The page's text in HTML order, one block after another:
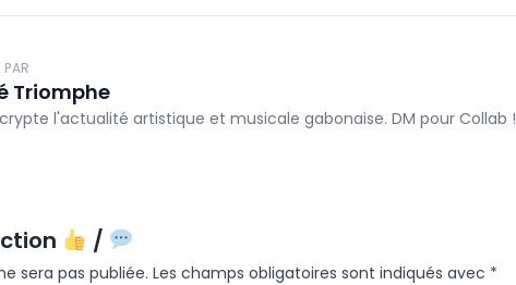
PAR
Triomphe
l'actualité artistique et musicale gabonaise. DM pour Collab !
/
sera pas publiée. Les champs obligatoires sont indiqués avec *